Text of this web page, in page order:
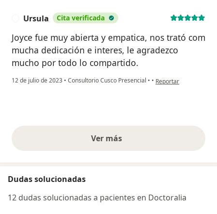
Ursula Cita verificada
Joyce fue muy abierta y empatica, nos trató com
mucha dedicación e interes, le agradezco
mucho por todo lo compartido.
12 de julio de 2023 • Consultorio Cusco Presencial • • en opinión del usuario
Reportar
Ver másopiniones anteriores
Dudas solucionadas
12 dudas solucionadas a pacientes en Doctoralia